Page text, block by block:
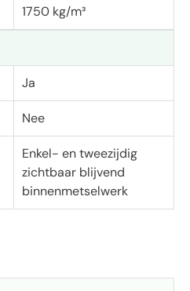
1750 kg/m³
Ja
Nee
Enkel- en tweezijdig
zichtbaar blijvend
binnenmetselwerk